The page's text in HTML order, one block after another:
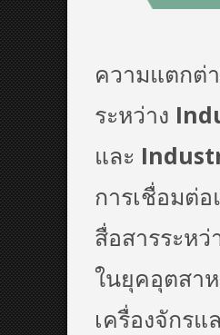
ความแตกต่
ระหว่าง
และ
การเชื่อมต่อ
สื่อสารระหว่
ในยุคอุตสา
เครื่องจักรแ